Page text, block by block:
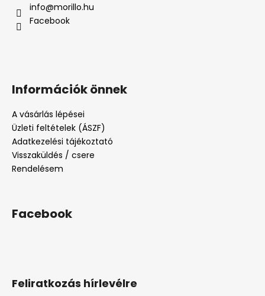
Feliratkozás hírlevélre
info@morillo.hu
Facebook
Információk önnek
A vásárlás lépései
Üzleti feltételek (ÁSZF)
Adatkezelési tájékoztató
Visszaküldés / csere
Rendelésem
Facebook